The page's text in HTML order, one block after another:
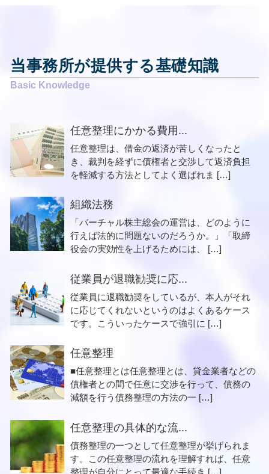
当事務所が提供する基礎知識
任意整理にかかる費用...
任意整理は、借金の返済が苦しくなったと
き、裁判を経ずに債権者と交渉して返済負担
を軽減する方法としてよく選ばれま […]
組織法務
「バーチャル株主総会の運営は、どのように
行えば法的に問題ないのだろうか。」「取締
役会の実効性を上げるためには、 […]
従業員が退職勧奨に応...
従業員に退職勧奨をしているが、本人がそれ
に応じてくれないというのはよくあるケース
です。こういったケースで強引に […]
任意整理
■任意整理とは任意整理とは、貸金業者などの
債権者との間で任意に交渉を行って、債務の
減額を行う債務整理の方法の一 […]
任意整理の具体的な流...
債務整理の一つとして任意整理が挙げられま
す。この任意整理の流れを理解すれば、任意
整理が自分にとって最適な手続き […]